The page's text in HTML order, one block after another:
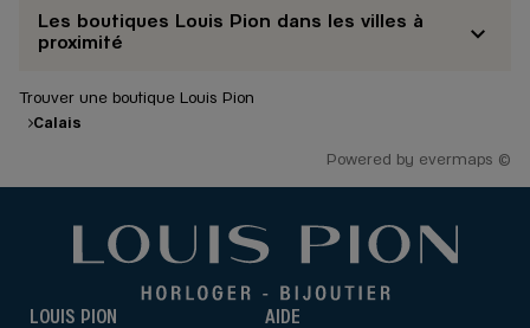
Les boutiques Louis Pion dans les villes à
proximité
Trouver une boutique Louis Pion
Calais
Powered by evermaps ©
LOUIS PION AIDE